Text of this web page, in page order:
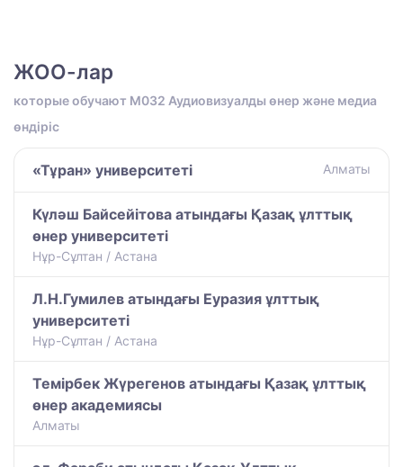
ЖОО-лар
которые обучают M032 Аудиовизуалды өнер және медиа
өндіріс
«Тұран» университеті Алматы
Күләш Байсейітова атындағы Қазақ ұлттық
өнер университеті
Нұр-Сұлтан / Астана
Л.Н.Гумилев атындағы Еуразия ұлттық
университеті
Нұр-Сұлтан / Астана
Темірбек Жүрегенов атындағы Қазақ ұлттық
өнер академиясы
Алматы